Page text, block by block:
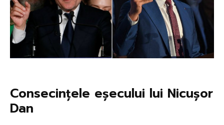
Consecințele eșecului lui Nicușor
Dan